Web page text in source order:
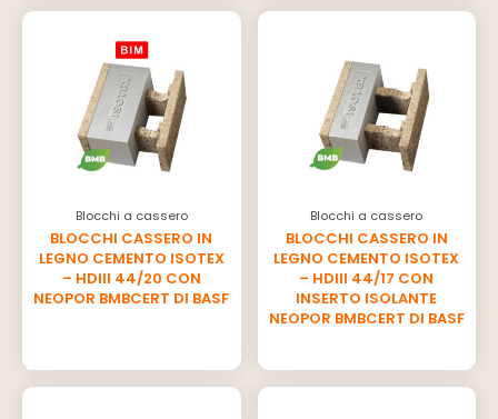
Blocchi a cassero
BLOCCHI CASSERO IN
LEGNO CEMENTO ISOTEX
– HDIII 44/20 CON
NEOPOR BMBCERT DI BASF
Blocchi a cassero
BLOCCHI CASSERO IN
LEGNO CEMENTO ISOTEX
– HDIII 44/17 CON
INSERTO ISOLANTE
NEOPOR BMBCERT DI BASF